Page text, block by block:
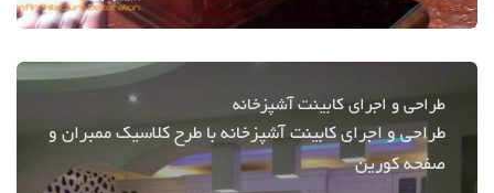
طراحی و اجرای کابینت آشپزخانه
طراحی و اجرای کابینت آشپزخانه با طرح کلاسیک ممبران و
صفحه کورین